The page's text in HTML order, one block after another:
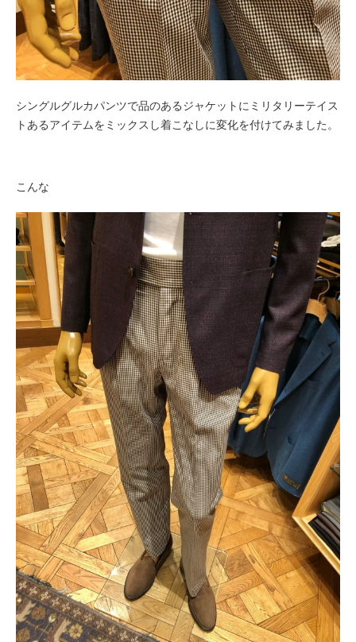
シングルグルカパンツで品のあるジャケットにミリタリーテイス
トあるアイテムをミックスし着こなしに変化を付けてみました。
こんな